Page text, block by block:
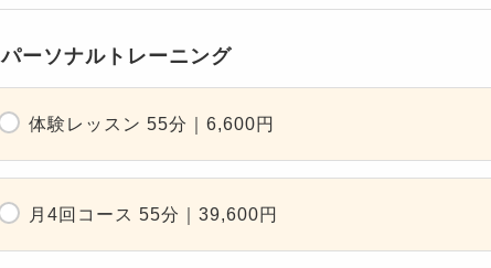
パーソナルトレーニング
体験レッスン 55分｜6,600円
月4回コース 55分｜39,600円